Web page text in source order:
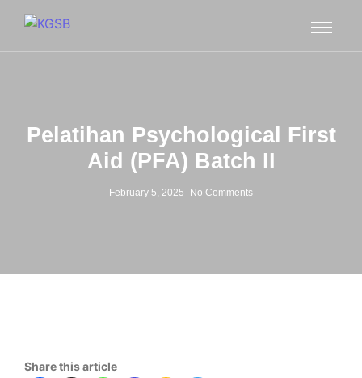
Pelatihan Psychological First
Aid (PFA) Batch II
February 5, 2025- No Comments
Share this article